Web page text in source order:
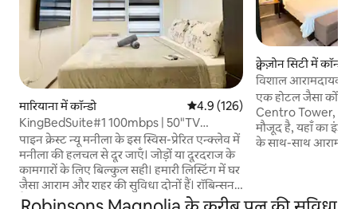
मारियाना में कॉन्डो औसत रेटिंग 5 में से 4.9, 126 समीक्षाएँ
4.9 (126)
KingBedSuite#1 100mbps | 50"TV
w/Netflix | nr Mall
पाइन क्रेस्ट न्यू मनीला के इस स्विस-प्रेरित एन्क्लेव में
मनीला की हलचल से दूर जाएँ। जोड़ों या दूरदराज के
कामगारों के लिए बिल्कुल सही। हमारी लिस्टिंग में घर
जैसा आराम और शहर की सुविधा दोनों हैं। रॉबिन्सन
मैग्नोलिया के ठीक बगल में, ग्रीनहिल्स और अरानेटा
क्वेज़ोन सिटी में कॉन्डो
विशाल आरामदायक
टीवी और स्लिम PS5
एक होटल जैसा कोंडो,
Centro Tower,
मौजूद है, यहाँ का
के साथ-साथ
आसानी से पहुँचा जा